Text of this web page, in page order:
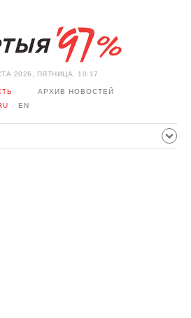
2026, ПЯТНИЦА, 10:17
АРХИВ НОВОСТЕЙ
EN